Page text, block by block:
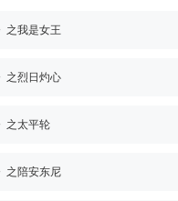
之我是女王
之烈日灼心
之太平轮
之陪安东尼